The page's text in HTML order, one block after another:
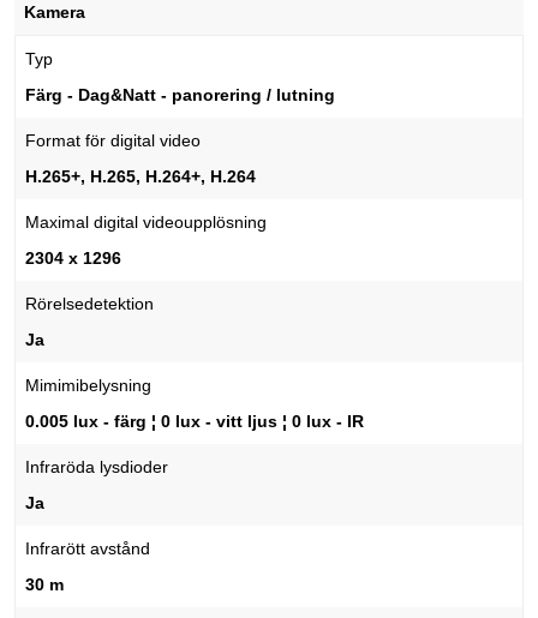
Kamera
Typ
Färg - Dag&Natt - panorering / lutning
Format för digital video
H.265+, H.265, H.264+, H.264
Maximal digital videoupplösning
2304 x 1296
Rörelsedetektion
Ja
Mimimibelysning
0.005 lux - färg ¦ 0 lux - vitt ljus ¦ 0 lux - IR
Infraröda lysdioder
Ja
Infrarött avstånd
30 m